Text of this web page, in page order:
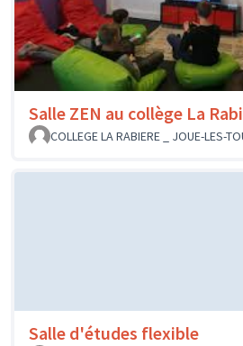
Salle ZEN au collège La
COLLEGE LA RABIERE _ JOUE-LES-
Salle d'études flexible